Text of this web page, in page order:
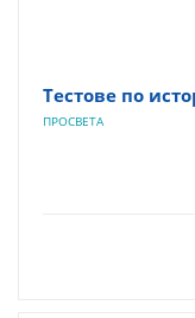
Тестове по
ПРОСВЕТА